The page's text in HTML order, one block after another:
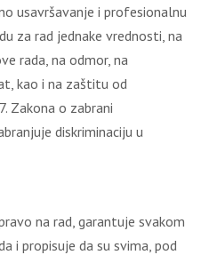
usavršavanje i profesionalnu
za rad jednake vrednosti, na
rada, na odmor, na
kao i na zaštitu od
Zakona o zabrani
diskriminaciju u
na rad, garantuje svakom
i propisuje da su svima, pod